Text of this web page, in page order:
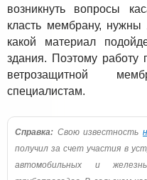
возникнуть вопросы
класть мембрану,
какой материал
здания. Поэтому работу
ветрозащитной
специалистам.
Справка: Свою известность
получил за счет участия в
автомобильных и